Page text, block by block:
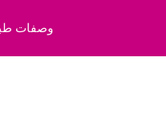
وصفات